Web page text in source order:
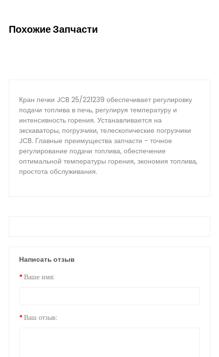
Похожие Запчасти
Кран печки JCB 25/221239 обеспечивает регулировку
подачи топлива в печь, регулируя температуру и
интенсивность горения. Устанавливается на
экскаваторы, погрузчики, телескопические погрузчики
JCB. Главные преимущества запчасти - точное
регулирование подачи топлива, обеспечение
оптимальной температуры горения, экономия топлива,
простота обслуживания.
Написать отзыв
Ваше имя:
Ваш отзыв: